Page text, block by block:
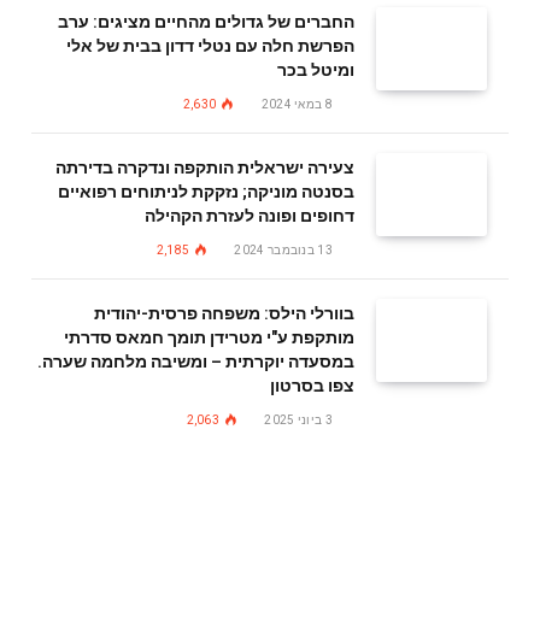
החברים של גדולים מהחיים מציגים: ערב
הפרשת חלה עם נטלי דדון בבית של אלי
ומיטל בכר
8 במאי 2024 2,630
צעירה ישראלית הותקפה ונדקרה בדירתה
בסנטה מוניקה; נזקקת לניתוחים רפואיים
דחופים ופונה לעזרת הקהילה
13 בנובמבר 2024 2,185
בוורלי הילס: משפחה פרסית-יהודית
מותקפת ע"י מטרידן תומך חמאס סדרתי
במסעדה יוקרתית – ומשיבה מלחמה שערה.
צפו בסרטון
3 ביוני 2025 2,063